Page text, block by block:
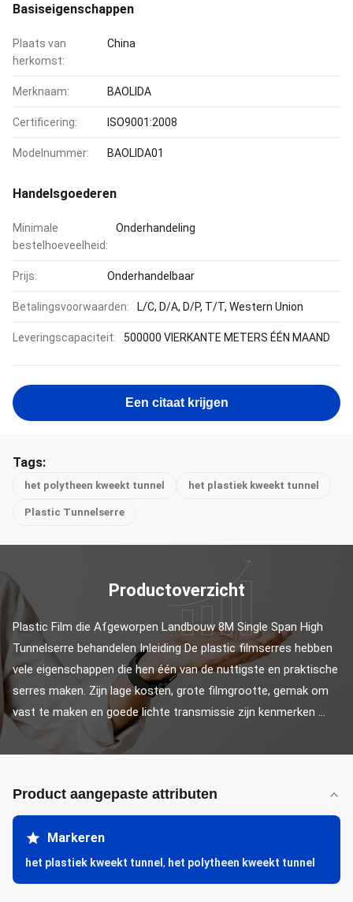
Basiseigenschappen
Plaats van
herkomst:
China
Merknaam: BAOLIDA
Certificering: ISO9001:2008
Modelnummer: BAOLIDA01
Handelsgoederen
Minimale
bestelhoeveelheid:
Onderhandeling
Prijs: Onderhandelbaar
Betalingsvoorwaarden: L/C, D/A, D/P, T/T, Western Union
Leveringscapaciteit: 500000 VIERKANTE METERS ÉÉN MAAND
Een citaat krijgen
Tags:
het polytheen kweekt tunnel het plastiek kweekt tunnel
Plastic Tunnelserre
Productoverzicht
Plastic Film die Afgeworpen Landbouw 8M Single Span High
Tunnelserre behandelen Inleiding De plastic filmserres hebben
vele eigenschappen die hen één van de nuttigste en praktische
serres maken. Zijn lage kosten, grote filmgrootte, gemak om
vast te maken en goede lichte transmissie zijn kenmerken ...
Product aangepaste attributen
Markeren
het plastiek kweekt tunnel , het polytheen kweekt tunnel